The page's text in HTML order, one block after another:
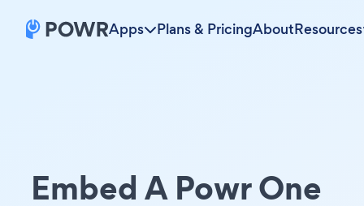
Apps Plans & PricingAboutResources
Embed A Powr One